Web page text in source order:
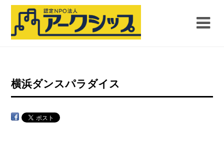
横浜ダンスパラダイス